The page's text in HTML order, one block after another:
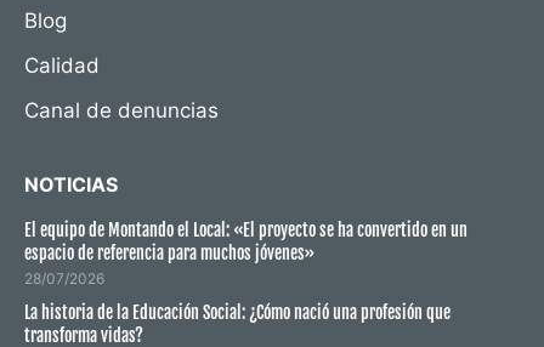
Blog
Calidad
Canal de denuncias
NOTICIAS
El equipo de Montando el Local: «El proyecto se ha convertido en un
espacio de referencia para muchos jóvenes»
28/07/2026
La historia de la Educación Social: ¿Cómo nació una profesión que
transforma vidas?